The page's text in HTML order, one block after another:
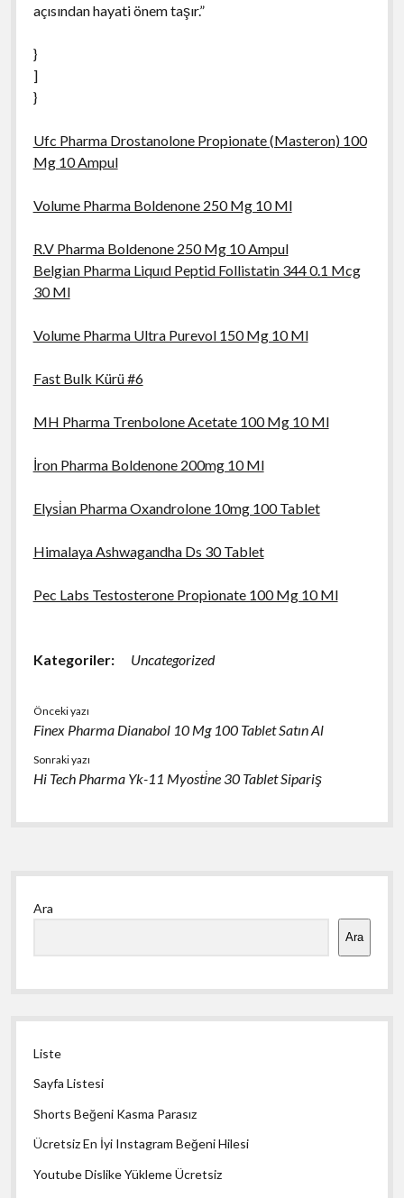
açısından hayati önem taşır.”
}
]
}
Ufc Pharma Drostanolone Propionate (Masteron) 100
Mg 10 Ampul
Volume Pharma Boldenone 250 Mg 10 Ml
R.V Pharma Boldenone 250 Mg 10 Ampul
Belgian Pharma Liquıd Peptid Follistatin 344 0.1 Mcg
30 Ml
Volume Pharma Ultra Purevol 150 Mg 10 Ml
Fast Bulk Kürü #6
MH Pharma Trenbolone Acetate 100 Mg 10 Ml
İron Pharma Boldenone 200mg 10 Ml
Elysi̇an Pharma Oxandrolone 10mg 100 Tablet
Himalaya Ashwagandha Ds 30 Tablet
Pec Labs Testosterone Propionate 100 Mg 10 Ml
Kategoriler: Uncategorized
Önceki yazı
Finex Pharma Dianabol 10 Mg 100 Tablet Satın Al
Sonraki yazı
Hi Tech Pharma Yk-11 Myosti̇ne 30 Tablet Sipariş
Yan
Menü
Ara
Ara
Liste
Sayfa Listesi
Shorts Beğeni Kasma Parasız
Ücretsiz En İyi Instagram Beğeni Hilesi
Youtube Dislike Yükleme Ücretsiz